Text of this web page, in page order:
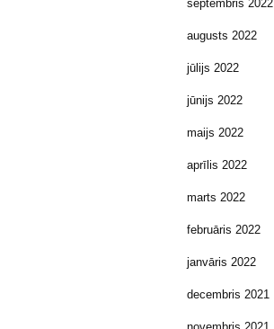
septembris 2022
augusts 2022
jūlijs 2022
jūnijs 2022
maijs 2022
aprīlis 2022
marts 2022
februāris 2022
janvāris 2022
decembris 2021